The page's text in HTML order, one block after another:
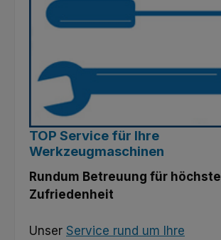
TOP Service für Ihre
Werkzeugmaschinen
Rundum Betreuung für höchste
Zufriedenheit
Unser Service rund um Ihre